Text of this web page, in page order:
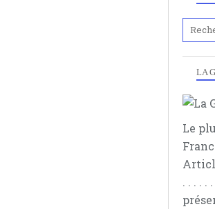
LA
Le
. . . . .